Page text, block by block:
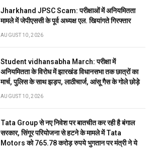
Jharkhand JPSC Scam: परीक्षाओं में अनियमितता
मामले में जेपीएससी के पूर्व अध्यक्ष एल. खियांगते गिरफ्तार
AUGUST 10, 2026
Student vidhansabha March: परीक्षा में
अनियमितता के विरोध में झारखंड विधानसभा तक छात्रों का
मार्च, पुलिस के साथ झड़प, लाठीचार्ज, आंसू गैस के गोले छोड़े
AUGUST 10, 2026
Tata Group से नए निवेश पर बातचीत कर रही है बंगाल
सरकार, सिंगूर परियोजना से हटने के मामले में Tata
Motors को 765.78 करोड़ रुपये भुगतान पर मंत्री ने ये